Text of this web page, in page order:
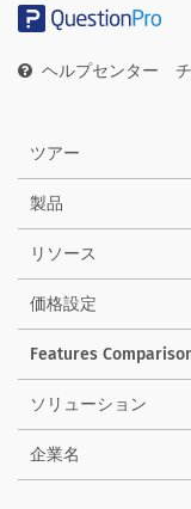
ヘルプセンター
ツアー
製品
リソース
価格設定
Features
ソリューション
企業名